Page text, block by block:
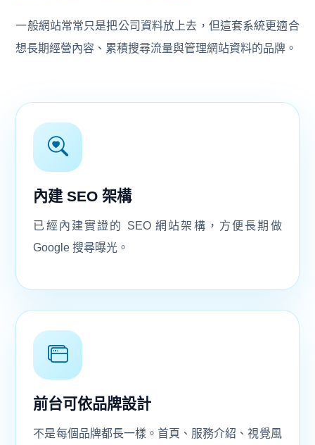
一般網站常常只是把公司資料放上去，但這套系統更適合
想長期經營內容、累積搜尋流量與管理網站資料的品牌。
內建 SEO 架構
已經內建實證的 SEO 網站架構，方便長期做
Google 搜尋曝光。
前台可依品牌設計
不是每個品牌都長一樣。首頁、服務介紹、視覺風